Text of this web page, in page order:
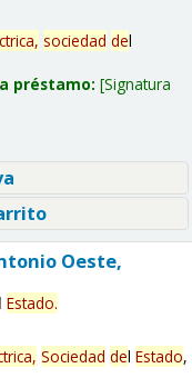
sociedad del
préstamo: Signatura
Oeste,
l Estado.
Sociedad del Estado,